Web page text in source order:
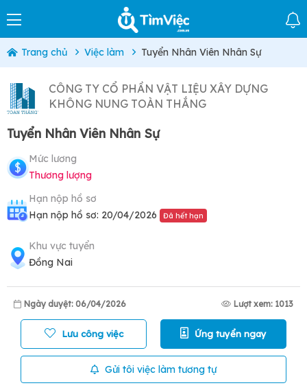
Trang chủ Việc làm Tuyển Nhân Viên Nhân Sự
CÔNG TY CỔ PHẦN VẬT LIỆU XÂY DỰNG
KHÔNG NUNG TOÀN THẮNG
Tuyển Nhân Viên Nhân Sự
Mức lương
Thương lượng
Hạn nộp hồ sơ
Hạn nộp hồ sơ: 20/04/2026
Đã hết hạn
Khu vực tuyển
Đồng Nai
Ngày duyệt: 06/04/2026 Lượt xem: 1013
Lưu công việc Ứng tuyển ngay
Gửi tôi việc làm tương tự